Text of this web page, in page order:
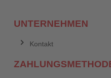
UNTERNEHMEN
Kontakt